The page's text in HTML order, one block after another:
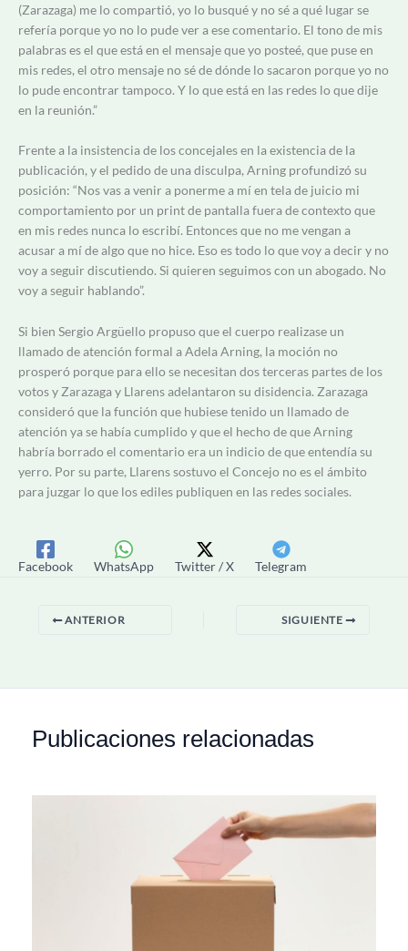
(Zarazaga) me lo compartió, yo lo busqué y no sé a qué lugar se
refería porque yo no lo pude ver a ese comentario. El tono de mis
palabras es el que está en el mensaje que yo posteé, que puse en
mis redes, el otro mensaje no sé de dónde lo sacaron porque yo no
lo pude encontrar tampoco. Y lo que está en las redes lo que dije
en la reunión.”
Frente a la insistencia de los concejales en la existencia de la
publicación, y el pedido de una disculpa, Arning profundizó su
posición: “Nos vas a venir a ponerme a mí en tela de juicio mi
comportamiento por un print de pantalla fuera de contexto que
en mis redes nunca lo escribí. Entonces que no me vengan a
acusar a mí de algo que no hice. Eso es todo lo que voy a decir y no
voy a seguir discutiendo. Si quieren seguimos con un abogado. No
voy a seguir hablando”.
Si bien Sergio Argüello propuso que el cuerpo realizase un
llamado de atención formal a Adela Arning, la moción no
prosperó porque para ello se necesitan dos terceras partes de los
votos y Zarazaga y Llarens adelantaron su disidencia. Zarazaga
consideró que la función que hubiese tenido un llamado de
atención ya se había cumplido y que el hecho de que Arning
habría borrado el comentario era un indicio de que entendía su
yerro. Por su parte, Llarens sostuvo el Concejo no es el ámbito
para juzgar lo que los ediles publiquen en las redes sociales.
Facebook WhatsApp Twitter / X Telegram
ANTERIOR SIGUIENTE
Publicaciones relacionadas